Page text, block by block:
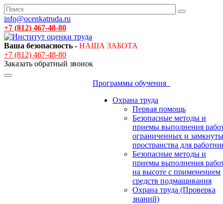
info@ocenkatruda.ru
+7 (812) 467-48-80
Ваша безопасность - НАША ЗАБОТА
+7 (812) 467-48-80
Заказать обратный звонок
Программы обучения
Охрана труда
Первая помощь
Безопасные методы и
приемы выполнения
ограниченных и
пространства для
Безопасные методы и
приемы выполнения
на высоте с применением
средств подмащивания
Охрана труда (Проверка
знаний)